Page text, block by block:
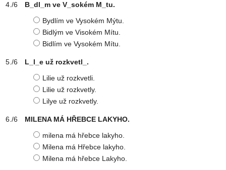
B_dl_m ve V_sokém M_tu.
Bydlím ve Vysokém Mýtu.
Bidlým ve Visokém Mítu.
Bidlím ve Vysokém Mítu.
L_l_e už rozkvetl_.
Lilie už rozkvetli.
Lilie už rozkvetly.
Lilye už rozkvetly.
MILENA MÁ HŘEBCE LAKYHO.
milena má hřebce lakyho.
Milena má Hřebce lakyho.
Milena má hřebce Lakyho.